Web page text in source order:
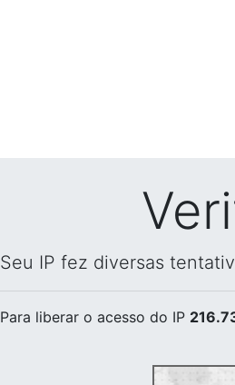
Seu IP fez diversas
Para liberar o acesso do IP